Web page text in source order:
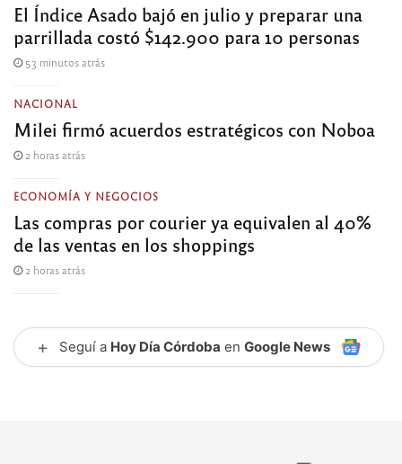
El Índice Asado bajó en julio y preparar una
parrillada costó $142.900 para 10 personas
53 minutos atrás
NACIONAL
Milei firmó acuerdos estratégicos con Noboa
2 horas atrás
ECONOMÍA Y NEGOCIOS
Las compras por courier ya equivalen al 40%
de las ventas en los shoppings
2 horas atrás
+ Seguí a Hoy Día Córdoba en Google News